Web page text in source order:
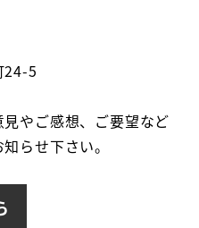
24-5
やご感想、ご要望など
らせ下さい。